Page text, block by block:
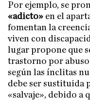
Por ejemplo, se
«adicto» en el
fomentan la
viven con
lugar propone que
trastorno por abuso
según las ínclitas
debe ser sustituida
«salvaje», debido a